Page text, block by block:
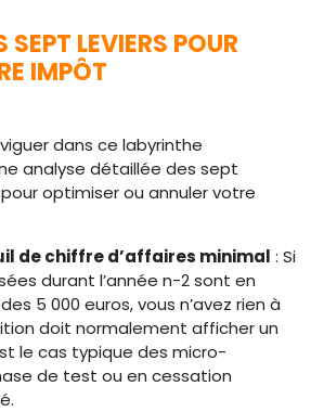
SEPT LEVIERS POUR
IMPÔT
dans ce labyrinthe
analyse détaillée des sept
optimiser ou annuler votre
de chiffre d’affaires minimal : Si
durant l’année n-2 sont en
5 000 euros, vous n’avez rien à
doit normalement afficher un
le cas typique des micro-
de test ou en cessation